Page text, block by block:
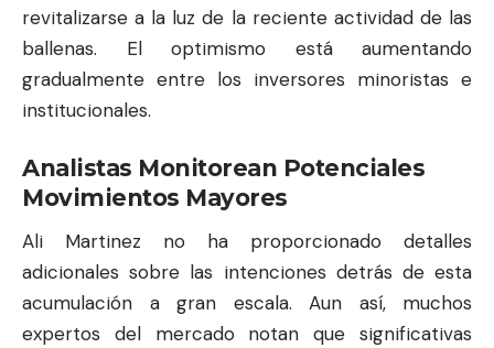
revitalizarse a la luz de la reciente actividad de las
ballenas. El optimismo está aumentando
gradualmente entre los inversores minoristas e
institucionales.
Analistas Monitorean Potenciales
Movimientos Mayores
Ali Martinez no ha proporcionado detalles
adicionales sobre las intenciones detrás de esta
acumulación a gran escala. Aun así, muchos
expertos del mercado notan que significativas